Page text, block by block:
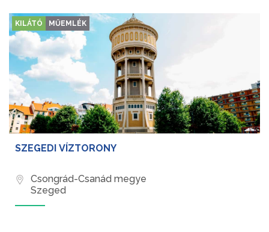
KILÁTÓ MŰEMLÉK
SZEGEDI VÍZTORONY
Csongrád-Csanád megye
Szeged